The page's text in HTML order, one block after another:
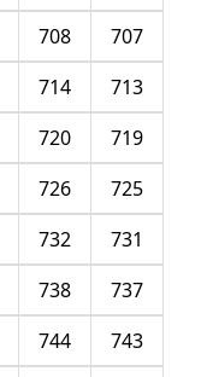
707
708
713
714
719
720
725
726
731
732
737
738
743
744